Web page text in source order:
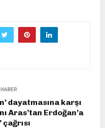
dayatmasına karşı
Aras’tan Erdoğan’a
çağrısı